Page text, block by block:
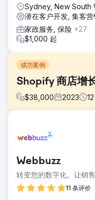
Sydney, New South
潜在客户开发, 集客营
家政服务, 保险 +27
$1,000 起
成功案例
Shopify 商店增
$38,000 2023 12
这家鞋店面临的挑战是
力欠缺。此外，他们还
子商务平台也缺乏可扩
更广泛的受众。
解决方案
Webbuzz
转变您的数字化。让销售
11 条评价